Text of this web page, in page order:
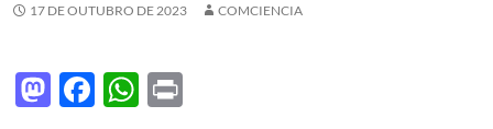
17 DE OUTUBRO DE 2023 COMCIENCIA
M F
W